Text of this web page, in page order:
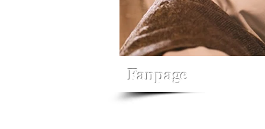
Fanpage